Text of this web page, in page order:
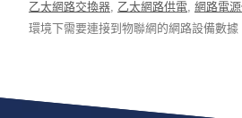
乙太網路交換器, 乙太網路供電, 網路電
環境下需要連接到物聯網的網路設備數據